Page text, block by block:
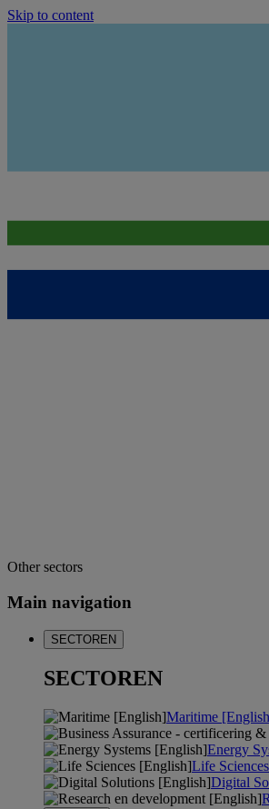
Skip to content
Other sectors
Main navigation
SECTOREN
SECTOREN
Maritime
Energy
Life
Digital